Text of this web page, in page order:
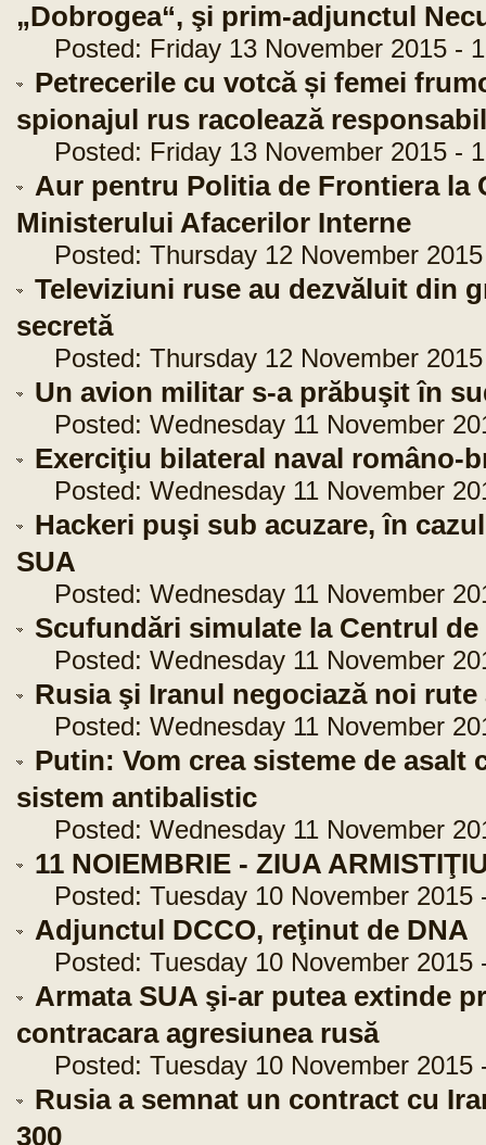
„Dobrogea“, şi prim-adjunctul
Posted: Friday 13 November 2015 -
Petrecerile cu votcă și femei
spionajul rus racolează
Posted: Friday 13 November 2015 -
Aur pentru Politia de Frontiera la
Ministerului Afacerilor Interne
Posted: Thursday 12 November 2015
Televiziuni ruse au dezvăluit din
secretă
Posted: Thursday 12 November 2015
Un avion militar s-a prăbuşit în
Posted: Wednesday 11 November
Exerciţiu bilateral naval româno-
Posted: Wednesday 11 November
Hackeri puşi sub acuzare, în
SUA
Posted: Wednesday 11 November
Scufundări simulate la Centrul
Posted: Wednesday 11 November
Rusia şi Iranul negociază noi
Posted: Wednesday 11 November
Putin: Vom crea sisteme de asalt
sistem antibalistic
Posted: Wednesday 11 November
11 NOIEMBRIE - ZIUA
Posted: Tuesday 10 November 2015
Adjunctul DCCO, reţinut de DNA
Posted: Tuesday 10 November 2015
Armata SUA şi-ar putea extinde
contracara agresiunea rusă
Posted: Tuesday 10 November 2015
Rusia a semnat un contract cu
300